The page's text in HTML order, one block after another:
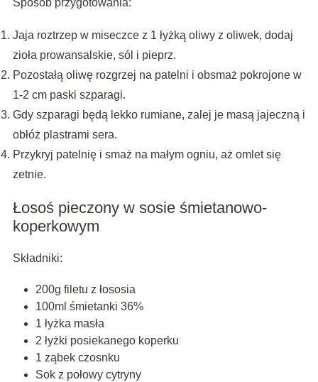
Sposób przygotowania:
Jaja roztrzep w miseczce z 1 łyżką oliwy z oliwek, dodaj
zioła prowansalskie, sól i pieprz.
Pozostałą oliwę rozgrzej na patelni i obsmaż pokrojone w
1-2 cm paski szparagi.
Gdy szparagi będą lekko rumiane, zalej je masą jajeczną i
obłóż plastrami sera.
Przykryj patelnię i smaż na małym ogniu, aż omlet się
zetnie.
Łosoś pieczony w sosie śmietanowo-
koperkowym
Składniki:
200g filetu z łososia
100ml śmietanki 36%
1 łyżka masła
2 łyżki posiekanego koperku
1 ząbek czosnku
Sok z połowy cytryny